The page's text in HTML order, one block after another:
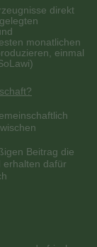
direkt
monatlichen
einmal
Beitrag die
erhalten dafür